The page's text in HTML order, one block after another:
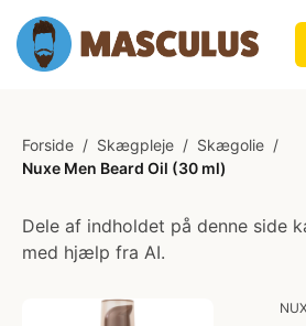
Forside / Skægpleje / Skægolie /
Nuxe Men Beard Oil (30 ml)
Dele af indholdet på denne side
med hjælp fra AI.